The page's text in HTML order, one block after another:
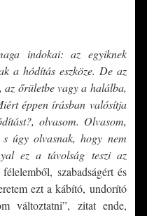
indokai: az egyiknek
a hódítás eszköze. De az
az őrületbe vagy a halálba,
éppen írásban valósítja
olvasom. Olvasom,
úgy olvasnak, hogy nem
ez a távolság teszi az
szabadságért és
ezt a kábító, undorító
változtatni”, zitat ende,